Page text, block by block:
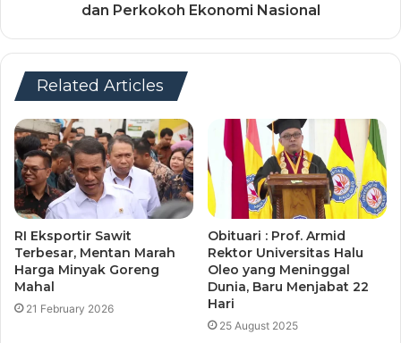
dan Perkokoh Ekonomi Nasional
Related Articles
RI Eksportir Sawit
Terbesar, Mentan Marah
Harga Minyak Goreng
Mahal
21 February 2026
Obituari : Prof. Armid
Rektor Universitas Halu
Oleo yang Meninggal
Dunia, Baru Menjabat 22
Hari
25 August 2025